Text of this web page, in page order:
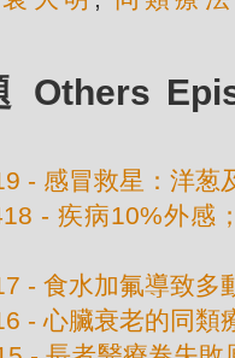
Others
- 感冒救星：洋葱
- 疾病10%外感
- 食水加氟導致多
- 心臟衰老的同類